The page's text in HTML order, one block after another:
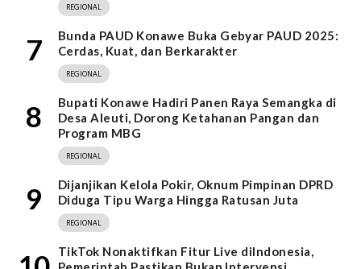
REGIONAL
7
Bunda PAUD Konawe Buka Gebyar PAUD 2025:
Cerdas, Kuat, dan Berkarakter
REGIONAL
8
Bupati Konawe Hadiri Panen Raya Semangka di
Desa Aleuti, Dorong Ketahanan Pangan dan
Program MBG
REGIONAL
9
Dijanjikan Kelola Pokir, Oknum Pimpinan DPRD
Diduga Tipu Warga Hingga Ratusan Juta
REGIONAL
TikTok Nonaktifkan Fitur Live diIndonesia,